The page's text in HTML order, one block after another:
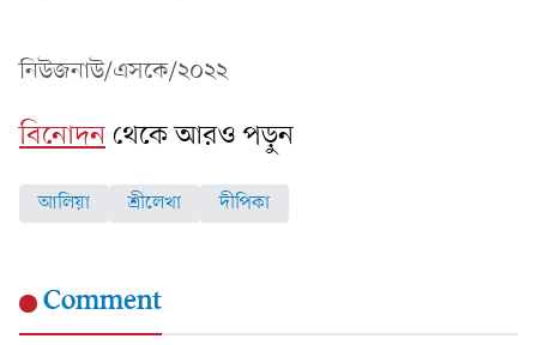
নিউজনাউ/এসকে/২০২২
বিনোদনথেকে আরও পড়ুন
আলিয়া শ্রীলেখা দীপিকা
Comment